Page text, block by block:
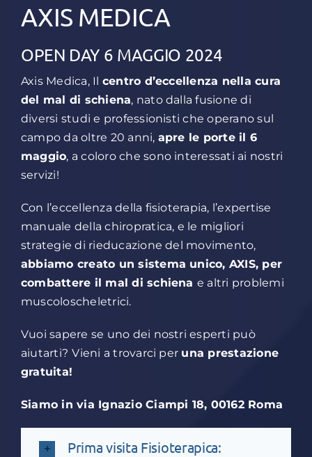
AXIS MEDICA
OPEN DAY 6 MAGGIO 2024
Axis Medica, Il centro d’eccellenza nella cura
del mal di schiena, nato dalla fusione di
diversi studi e professionisti che operano sul
campo da oltre 20 anni, apre le porte il 6
maggio, a coloro che sono interessati ai nostri
servizi!
Con l’eccellenza della fisioterapia, l’expertise
manuale della chiropratica, e le migliori
strategie di rieducazione del movimento,
abbiamo creato un sistema unico, AXIS, per
combattere il mal di schiena e altri problemi
muscoloscheletrici.
Vuoi sapere se uno dei nostri esperti può
aiutarti? Vieni a trovarci per una prestazione
gratuita!
Siamo invia Ignazio Ciampi 18, 00162 Roma
Prima visita Fisioterapica: